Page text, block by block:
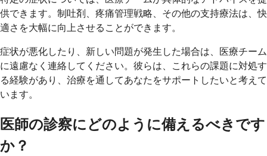
供できます。制吐剤、疼痛管理戦略、その他の支持療法は、快
適さを大幅に向上させることができます。
症状が悪化したり、新しい問題が発生した場合は、医療チーム
に遠慮なく連絡してください。彼らは、これらの課題に対処す
る経験があり、治療を通してあなたをサポートしたいと考えて
います。
医師の診察にどのように備えるべきです
か？